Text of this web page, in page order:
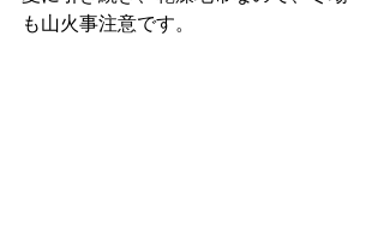
も山火事注意です。